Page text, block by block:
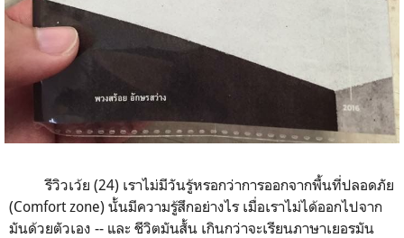
รีวิวเว้ย (24) เราไม่มีวันรู้หรอกว่าการออกจากพื้นที่ปลอดภัย
(Comfort zone) นั้นมีความรู้สึกอย่างไร เมื่อเราไม่ได้ออกไปจาก
มันด้วยตัวเอง -- และ ชีวิตมันสั้น เกินกว่าจะเรียนภาษาเยอรมัน